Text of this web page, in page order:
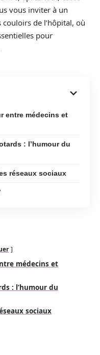
vous inviter à un
de l’hôpital, où
pour
entre médecins et
: l’humour du
réseaux sociaux
médecins et
: l’humour du
sociaux